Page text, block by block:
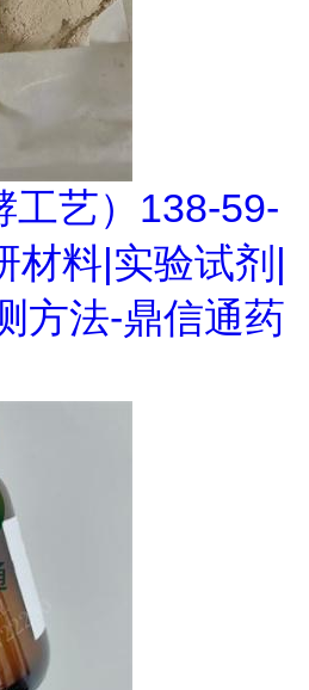
工艺）138-59-
材料|实验试剂|
方法-鼎信通药